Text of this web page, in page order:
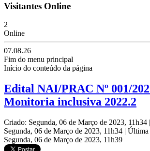
Visitantes Online
2
Online
07.08.26
Fim do menu principal
Início do conteúdo da página
Edital NAI/PRAC Nº 001/
Monitoria inclusiva 2022.2
Criado: Segunda, 06 de Março de 2023, 11h34 |
Segunda, 06 de Março de 2023, 11h34 | Última
Segunda, 06 de Março de 2023, 11h39